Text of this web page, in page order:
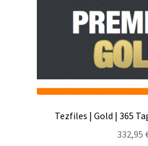
Tezfiles | Gold | 365
332,95